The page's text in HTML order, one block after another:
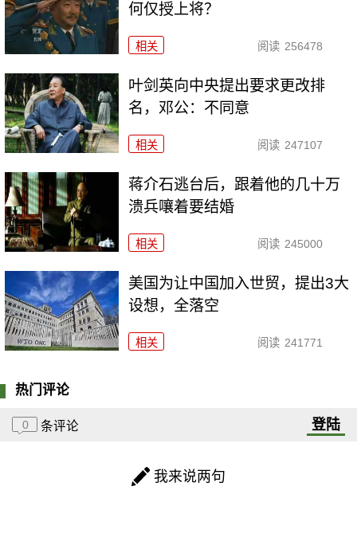
何仅授上将？
相关 阅读 256478
叶剑英向中央提出要求更改排
名，邓公：不同意
相关 阅读 247107
蒋介石逃台后，跟着他的几十万
溃兵嚷着要结婚
相关 阅读 245000
美国为让中国加入世贸，提出3大
设想，全落空
相关 阅读 241771
热门评论
0 条评论 登陆
我来说两句